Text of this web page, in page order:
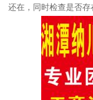
还在，同时检查是否存